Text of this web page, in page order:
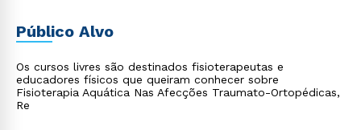
Público Alvo
Os cursos livres são destinados fisioterapeutas e
educadores físicos que queiram conhecer sobre
Fisioterapia Aquática Nas Afecções Traumato-Ortopédicas,
Re